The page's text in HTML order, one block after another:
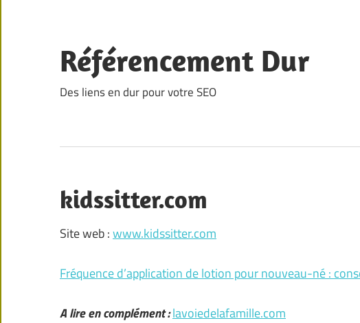
content
Référencement Dur
Des liens en dur pour votre SEO
kidssitter.com
Site web :www.kidssitter.com
Fréquence d’application de lotion pour nouveau-né :
A lire en complément :lavoiedelafamille.com